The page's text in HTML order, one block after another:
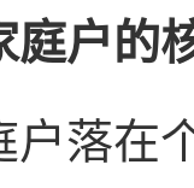
庭户的
户落在